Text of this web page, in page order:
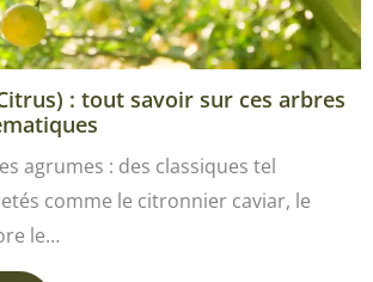
: tout savoir sur ces arbres
agrumes : des classiques tel
comme le citronnier caviar, le
le…